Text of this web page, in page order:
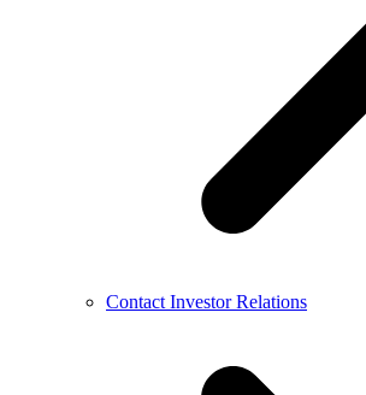
Contact Investor Relations